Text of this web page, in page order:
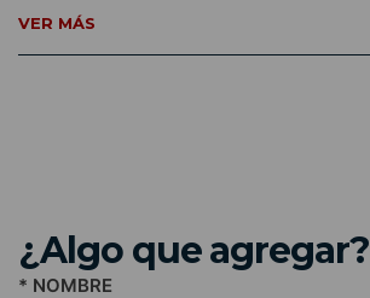
VER MÁS
¿Algo que agregar?
* NOMBRE